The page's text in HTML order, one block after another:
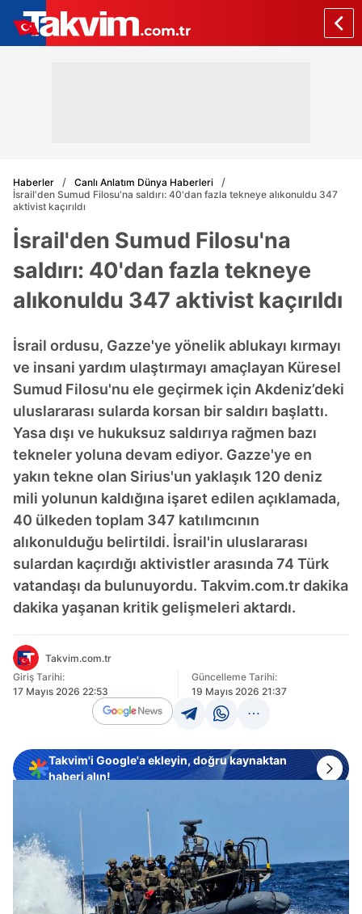
Haberler
Canlı Anlatım Dünya Haberleri
İsrail'den Sumud Filosu'na saldırı: 40'dan fazla tekneye alıkonuldu 347
aktivist kaçırıldı
İsrail'den Sumud Filosu'na
saldırı: 40'dan fazla tekneye
alıkonuldu 347 aktivist kaçırıldı
İsrail ordusu, Gazze'ye yönelik ablukayı kırmayı
ve insani yardım ulaştırmayı amaçlayan Küresel
Sumud Filosu'nu ele geçirmek için Akdeniz’deki
uluslararası sularda korsan bir saldırı başlattı.
Yasa dışı ve hukuksuz saldırıya rağmen bazı
tekneler yoluna devam ediyor. Gazze'ye en
yakın tekne olan Sirius'un yaklaşık 120 deniz
mili yolunun kaldığına işaret edilen açıklamada,
40 ülkeden toplam 347 katılımcının
alıkonulduğu belirtildi. İsrail'in uluslararası
sulardan kaçırdığı aktivistler arasında 74 Türk
vatandaşı da bulunuyordu. Takvim.com.tr dakika
dakika yaşanan kritik gelişmeleri aktardı.
Takvim.com.tr
Giriş Tarihi:
17 Mayıs 2026 22:53
Güncelleme Tarihi:
19 Mayıs 2026 21:37
Takvim'i Google'a ekleyin, doğru kaynaktan
haberi alın!